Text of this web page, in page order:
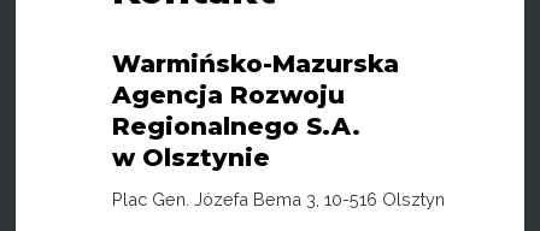
Warmińsko-Mazurska
Agencja Rozwoju
Regionalnego S.A.
w Olsztynie
Plac Gen. Józefa Bema 3, 10-516 Olsztyn